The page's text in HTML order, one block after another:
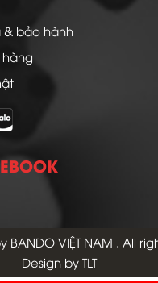
& bảo hành
BANDO VIỆT NAM . All
Design by TLT
Zalo 2: 0972 14